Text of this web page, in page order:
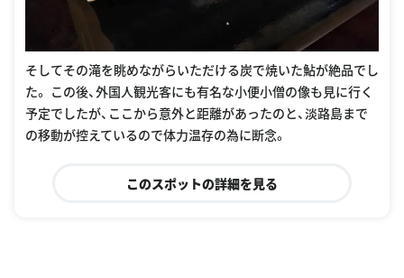
そしてその滝を眺めながらいただける炭で焼いた鮎が絶品でし
た。 この後、外国人観光客にも有名な小便小僧の像も見に行く
予定でしたが、ここから意外と距離があったのと、淡路島まで
の移動が控えているので体力温存の為に断念。
このスポットの詳細を見る